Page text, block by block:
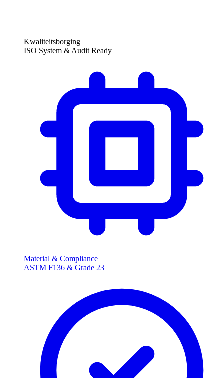
Kwaliteitsborging
ISO System & Audit Ready
Material & Compliance
ASTM F136 & Grade 23